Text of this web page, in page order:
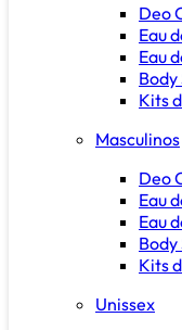
Deo
Eau
Eau
Body
Kits
Masculinos
Deo
Eau
Eau
Body
Kits
Unissex